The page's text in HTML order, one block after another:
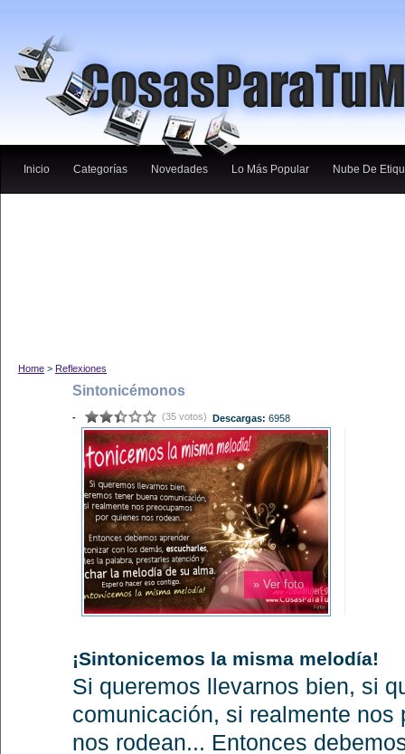
Inicio Categorías Novedades Lo Más Popular Nube De
Home > Reflexiones
Sintonicémonos
- (35 votos) Descargas: 6958
» Ver foto
¡Sintonicemos la misma melodía!
Si queremos llevarnos bien, si
comunicación, si realmente nos
nos rodean... Entonces